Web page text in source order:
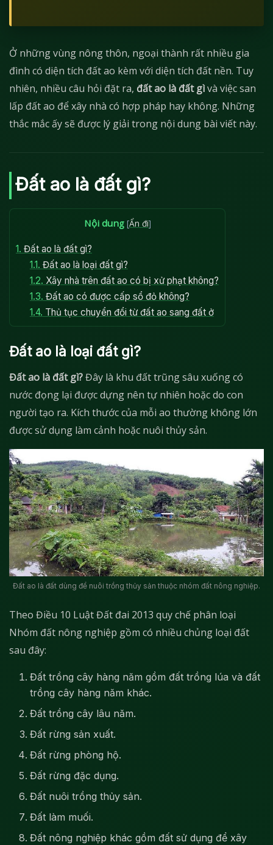
Ở những vùng nông thôn, ngoại thành rất nhiều gia
đình có diện tích đất ao kèm với diện tích đất nền. Tuy
nhiên, nhiều câu hỏi đặt ra, đất ao là đất gìvà việc san
lấp đất ao để xây nhà có hợp pháp hay không. Những
thắc mắc ấy sẽ được lý giải trong nội dung bài viết này.
Đất ao là đất gì?
Nội dung [Ẩn đi]
1. Đất ao là đất gì?
1.1. Đất ao là loại đất gì?
1.2. Xây nhà trên đất ao có bị xử phạt không?
1.3. Đất ao có được cấp sổ đỏ không?
1.4. Thủ tục chuyển đổi từ đất ao sang đất ở
Đất ao là loại đất gì?
Đất ao là đất gì?Đây là khu đất trũng sâu xuống có
nước đọng lại được dựng nên tự nhiên hoặc do con
người tạo ra. Kích thước của mỗi ao thường không lớn
được sử dụng làm cảnh hoặc nuôi thủy sản.
Đất ao là đất dùng để nuôi trồng thủy sản thuộc nhóm đất nông nghiệp.
Theo Điều 10 Luật Đất đai 2013 quy chế phân loại
Nhóm đất nông nghiệp gồm có nhiều chủng loại đất
sau đây:
Đất trồng cây hàng năm gồm đất trồng lúa và đất
trồng cây hàng năm khác.
Đất trồng cây lâu năm.
Đất rừng sản xuất.
Đất rừng phòng hộ.
Đất rừng đặc dụng.
Đất nuôi trồng thủy sản.
Đất làm muối.
Đất nông nghiệp khác gồm đất sử dụng để xây